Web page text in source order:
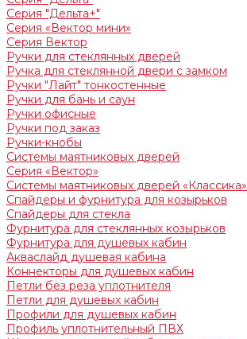
Серия "Дельта+"
Серия «Вектор мини»
Серия Вектор
Ручки для стеклянных дверей
Ручка для стеклянной двери с замком
Ручки "Лайт" тонкостенные
Ручки для бань и саун
Ручки офисные
Ручки под заказ
Ручки-кнобы
Системы маятниковых дверей
Серия «Вектор»
Системы маятниковых дверей «Классика»
Спайдеры и фурнитура для козырьков
Спайдеры для стекла
Фурнитура для стеклянных козырьков
Фурнитура для душевых кабин
Акваслайд душевая кабина
Коннекторы для душевых кабин
Петли без реза уплотнителя
Петли для душевых кабин
Профили для душевых кабин
Профиль уплотнительный ПВХ